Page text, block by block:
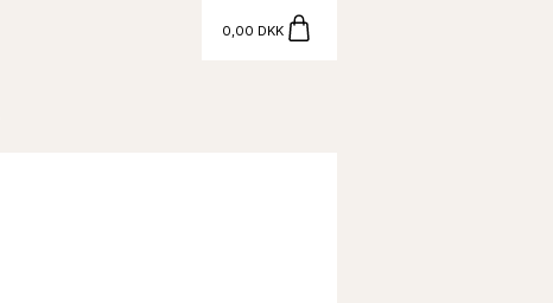
0,00 DKK